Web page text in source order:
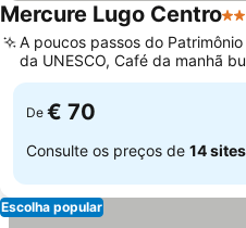
Mercure Lugo Centro4
A poucos passos do
da UNESCO, Café da manhã
alta qualidade
De € 70
Consulte os preços de 14 sites
Escolha popular